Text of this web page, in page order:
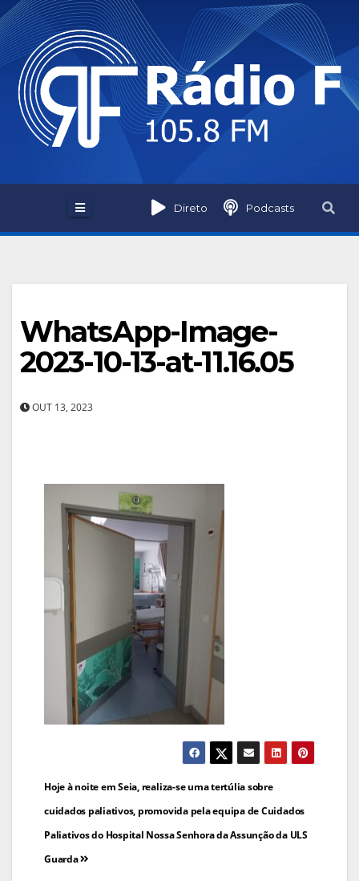
Skip
to
content
Direto Podcasts
WhatsApp-Image-
2023-10-13-at-11.16.05
OUT 13, 2023
Navegação
de
artigos
Hoje à noite em Seia, realiza-se uma tertúlia sobre
cuidados paliativos, promovida pela equipa de Cuidados
Paliativos do Hospital Nossa Senhora da Assunção da ULS
Guarda